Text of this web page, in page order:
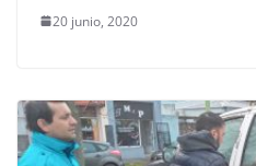
20 junio, 2020